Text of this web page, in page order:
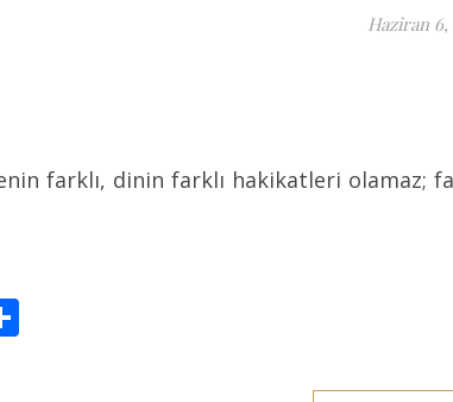
Haziran 6,
farklı, dinin farklı hakikatleri olamaz;